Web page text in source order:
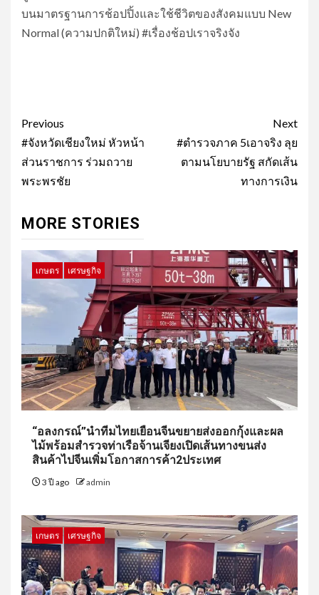
บนมาตรฐานการช้อปปิ้งและใช้ชีวิตของสังคมแบบ New
Normal (ความปกติใหม่) #เรื่องช้อปเราจริงจัง
Post
navigation
Previous
#จังหวัดเชียงใหม่ หัวหน้า
ส่วนราชการ ร่วมถวาย
พระพรชัย
Next
#ตำรวจภาค 5เอาจริง ลุย
ตามนโยบายรัฐ สกัดเส้น
ทางการเงิน
MORE STORIES
เกษตร เศรษฐกิจ
“อลงกรณ์”นำทีมไทยเยือนจีนขยายส่งออกกุ้งและผล
ไม้พร้อมสำรวจท่าเรือจ้านเจียงเปิดเส้นทางขนส่ง
สินค้าไปจีนเพิ่มโอกาสการค้า2ประเทศ
3 ปี ago admin
เกษตร เศรษฐกิจ